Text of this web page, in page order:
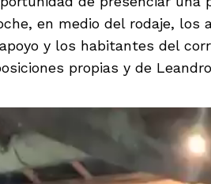
en medio del rodaje,
y los habitantes del
propias y de